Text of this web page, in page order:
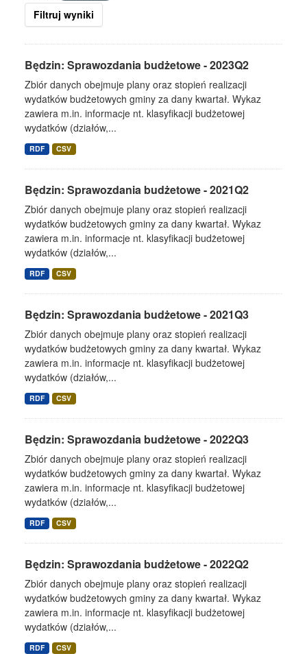
Filtruj wyniki
Będzin: Sprawozdania budżetowe - 2023Q2
Zbiór danych obejmuje plany oraz stopień realizacji
wydatków budżetowych gminy za dany kwartał. Wykaz
zawiera m.in. informacje nt. klasyfikacji budżetowej
wydatków (działów,...
RDF CSV
Będzin: Sprawozdania budżetowe - 2021Q2
Zbiór danych obejmuje plany oraz stopień realizacji
wydatków budżetowych gminy za dany kwartał. Wykaz
zawiera m.in. informacje nt. klasyfikacji budżetowej
wydatków (działów,...
RDF CSV
Będzin: Sprawozdania budżetowe - 2021Q3
Zbiór danych obejmuje plany oraz stopień realizacji
wydatków budżetowych gminy za dany kwartał. Wykaz
zawiera m.in. informacje nt. klasyfikacji budżetowej
wydatków (działów,...
RDF CSV
Będzin: Sprawozdania budżetowe - 2022Q3
Zbiór danych obejmuje plany oraz stopień realizacji
wydatków budżetowych gminy za dany kwartał. Wykaz
zawiera m.in. informacje nt. klasyfikacji budżetowej
wydatków (działów,...
RDF CSV
Będzin: Sprawozdania budżetowe - 2022Q2
Zbiór danych obejmuje plany oraz stopień realizacji
wydatków budżetowych gminy za dany kwartał. Wykaz
zawiera m.in. informacje nt. klasyfikacji budżetowej
wydatków (działów,...
RDF CSV